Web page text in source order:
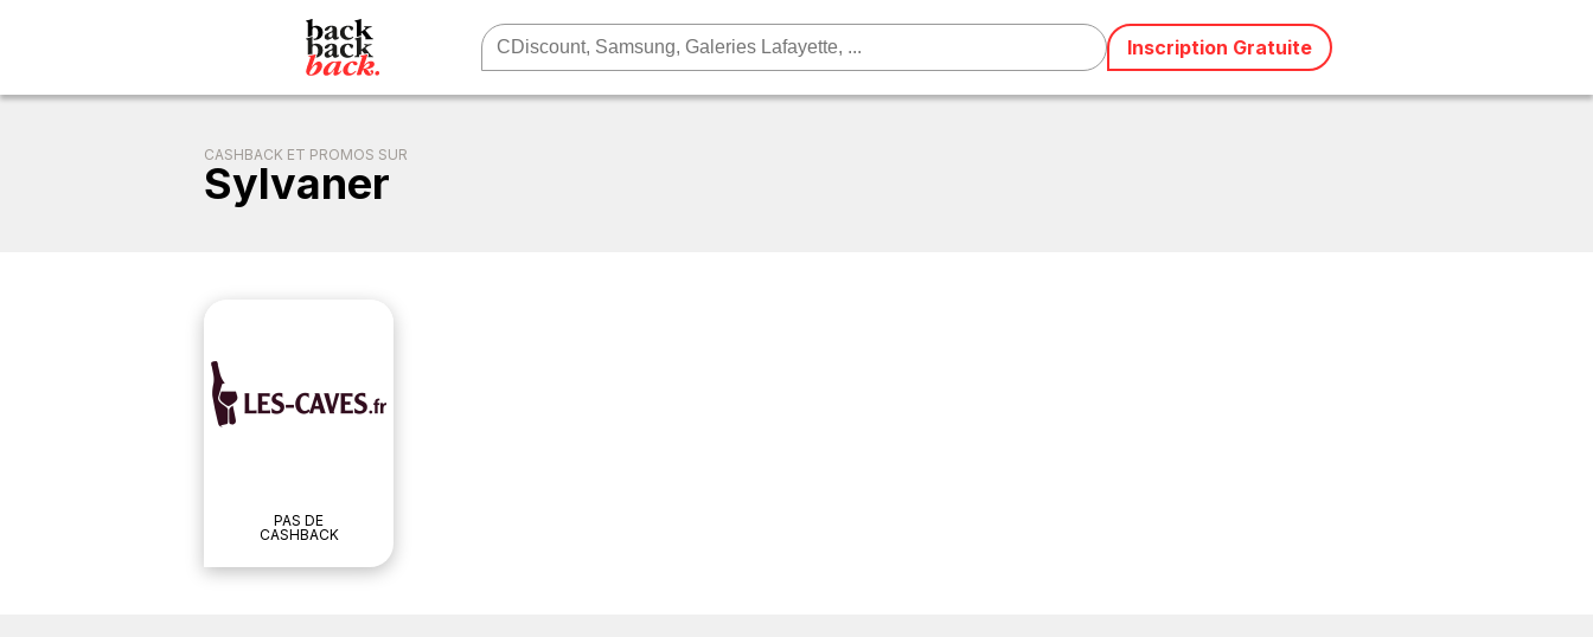
CASHBACK ET PROMOS SUR
Sylvaner
PAS DE
CASHBACK
Inscription Gratuite